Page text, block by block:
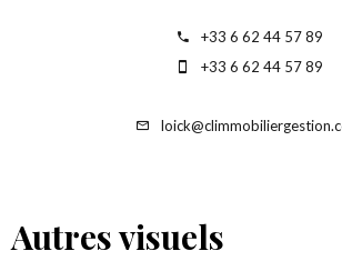
+33 6 62 44 57 89
+33 6 62 44 57 89
Autres visuels